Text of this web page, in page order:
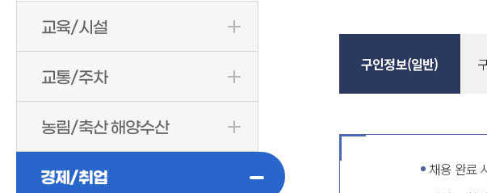
교육/시설
교통/주차
농림/축산 해양수산
경제/취업
구인정보(일반)
채용 완료